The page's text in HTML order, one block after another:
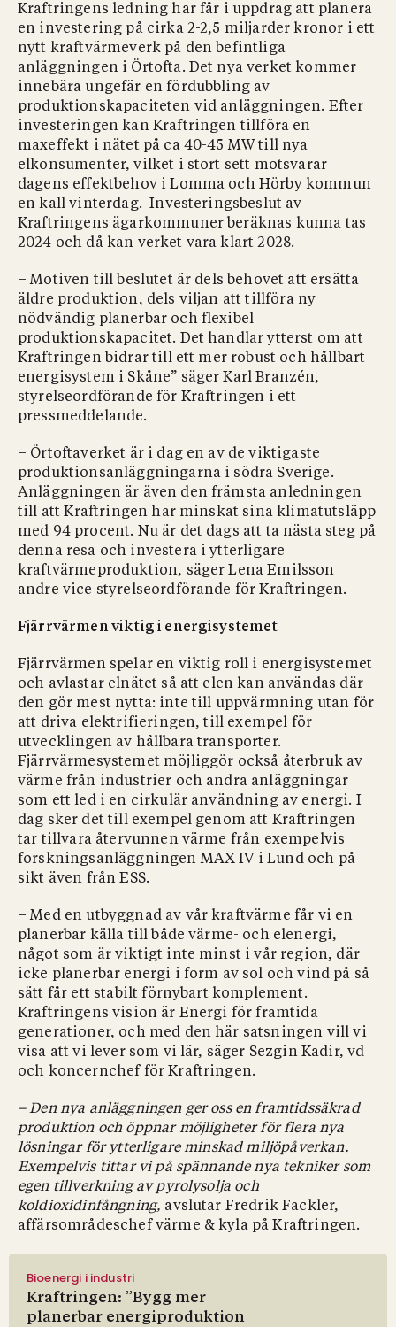
Kraftringens ledning har får i uppdrag att planera
en investering på cirka 2-2,5 miljarder kronor i ett
nytt kraftvärmeverk på den befintliga
anläggningen i Örtofta. Det nya verket kommer
innebära ungefär en fördubbling av
produktionskapaciteten vid anläggningen. Efter
investeringen kan Kraftringen tillföra en
maxeffekt i nätet på ca 40-45 MW till nya
elkonsumenter, vilket i stort sett motsvarar
dagens effektbehov i Lomma och Hörby kommun
en kall vinterdag. Investeringsbeslut av
Kraftringens ägarkommuner beräknas kunna tas
2024 och då kan verket vara klart 2028.
– Motiven till beslutet är dels behovet att ersätta
äldre produktion, dels viljan att tillföra ny
nödvändig planerbar och flexibel
produktionskapacitet. Det handlar ytterst om att
Kraftringen bidrar till ett mer robust och hållbart
energisystem i Skåne” säger Karl Branzén,
styrelseordförande för Kraftringen i ett
pressmeddelande.
– Örtoftaverket är i dag en av de viktigaste
produktionsanläggningarna i södra Sverige.
Anläggningen är även den främsta anledningen
till att Kraftringen har minskat sina klimatutsläpp
med 94 procent. Nu är det dags att ta nästa steg på
denna resa och investera i ytterligare
kraftvärmeproduktion, säger Lena Emilsson
andre vice styrelseordförande för Kraftringen.
Fjärrvärmen viktig i energisystemet
Fjärrvärmen spelar en viktig roll i energisystemet
och avlastar elnätet så att elen kan användas där
den gör mest nytta: inte till uppvärmning utan för
att driva elektrifieringen, till exempel för
utvecklingen av hållbara transporter.
Fjärrvärmesystemet möjliggör också återbruk av
värme från industrier och andra anläggningar
som ett led i en cirkulär användning av energi. I
dag sker det till exempel genom att Kraftringen
tar tillvara återvunnen värme från exempelvis
forskningsanläggningen MAX IV i Lund och på
sikt även från ESS.
– Med en utbyggnad av vår kraftvärme får vi en
planerbar källa till både värme- och elenergi,
något som är viktigt inte minst i vår region, där
icke planerbar energi i form av sol och vind på så
sätt får ett stabilt förnybart komplement.
Kraftringens vision är Energi för framtida
generationer, och med den här satsningen vill vi
visa att vi lever som vi lär, säger Sezgin Kadir, vd
och koncernchef för Kraftringen.
– Den nya anläggningen ger oss en framtidssäkrad
produktion och öppnar möjligheter för flera nya
lösningar för ytterligare minskad miljöpåverkan.
Exempelvis tittar vi på spännande nya tekniker som
egen tillverkning av pyrolysolja och
koldioxidinfångning, avslutar Fredrik Fackler,
affärsområdeschef värme & kyla på Kraftringen.
Bioenergi i industri
Kraftringen: ”Bygg mer
planerbar energiproduktion